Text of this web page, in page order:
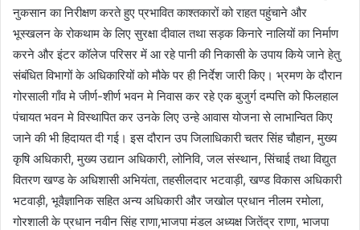
नुकसान का निरीक्षण करते हुए प्रभावित काश्तकारों को राहत पहुंचाने और
भूस्खलन के रोकथाम के लिए सुरक्षा दीवाल तथा सड़क किनारे नालियों का निर्माण
करने और इंटर कॉलेज परिसर में आ रहे पानी की निकासी के उपाय किये जाने हेतु
संबंधित विभागों के अधिकारियों को मौके पर ही निर्देश जारी किए। भ्रमण के दौरान
गोरसाली गाँव मे जीर्ण-शीर्ण भवन मे निवास कर रहे एक बुजुर्ग दम्पत्ति को फिलहाल
पंचायत भवन मे विस्थापित कर उनके लिए उन्हे आवास योजना से लाभान्वित किए
जाने की भी हिदायत दी गई। इस दौरान उप जिलाधिकारी चतर सिंह चौहान, मुख्य
कृषि अधिकारी, मुख्य उद्यान अधिकारी, लोनिवि, जल संस्थान, सिंचाई तथा विद्युत
वितरण खण्ड के अधिशासी अभियंता, तहसीलदार भटवाड़ी, खण्ड विकास अधिकारी
भटवाड़ी, भूवैज्ञानिक सहित अन्य अधिकारी और जखोल प्रधान नीलम रमोला,
गोरशाली के प्रधान नवीन सिंह राणा,भाजपा मंडल अध्यक्ष जितेंद्र राणा, भाजपा